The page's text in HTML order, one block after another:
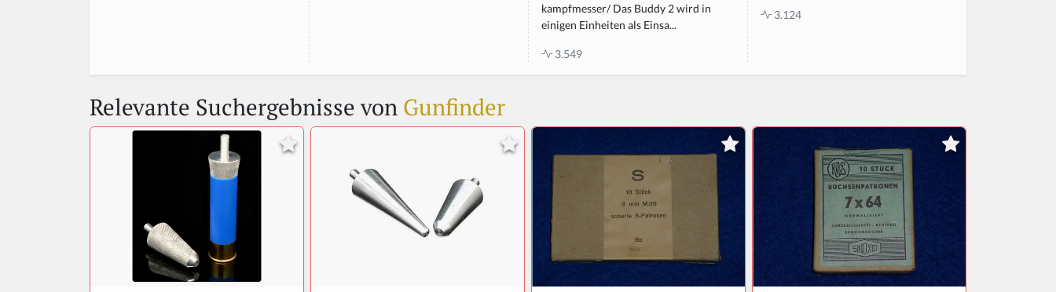
kampfmesser/ Das Buddy 2 wird in
einigen Einheiten als Einsa...
3.549
3.124
Relevante Suchergebnisse von Gunfinder